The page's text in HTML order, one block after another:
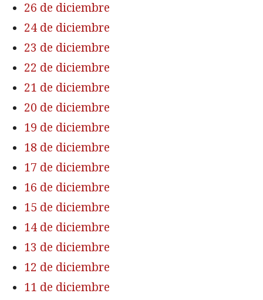
26 de diciembre
24 de diciembre
23 de diciembre
22 de diciembre
21 de diciembre
20 de diciembre
19 de diciembre
18 de diciembre
17 de diciembre
16 de diciembre
15 de diciembre
14 de diciembre
13 de diciembre
12 de diciembre
11 de diciembre